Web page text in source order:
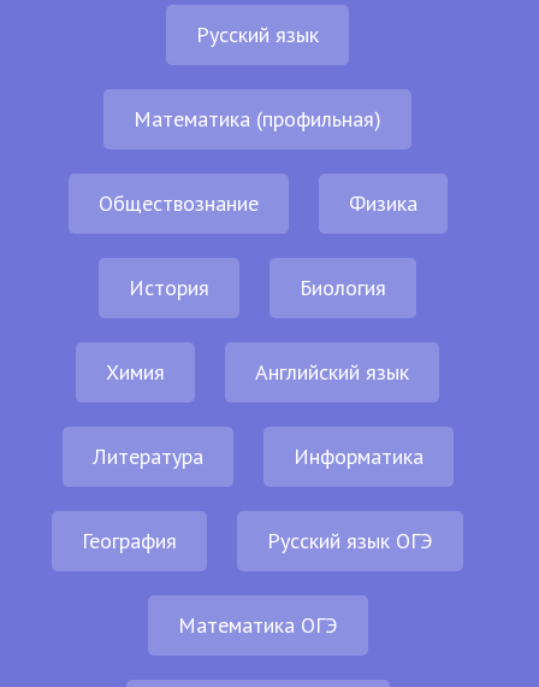
Русский язык
Математика (профильная)
Обществознание Физика
История Биология
Химия Английский язык
Литература Информатика
География Русский язык ОГЭ
Математика ОГЭ